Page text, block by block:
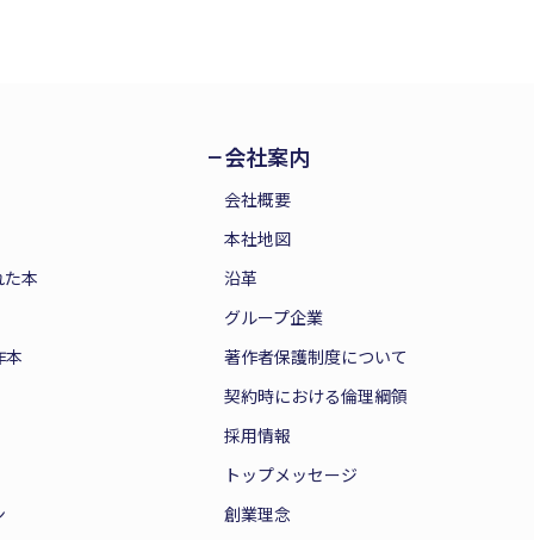
本
本
会社案内
会社概要
本社地図
沿革
グループ企業
著作者保護制度について
契約時における倫理綱領
採用情報
トップメッセージ
創業理念